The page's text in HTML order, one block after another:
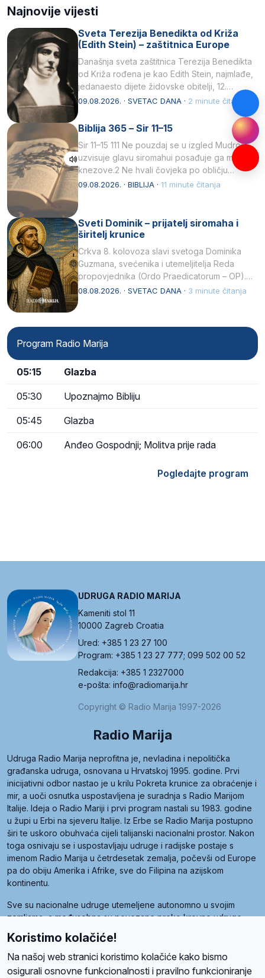
Najnovije vijesti
Sveta Terezija Benedikta od Križa
(Edith Stein) – zaštitnica Europe
Današnja sveta zaštitnica Terezija Benedikta
od Križa rođena je kao Edith Stein, najmlađe,
jedanaesto dijete židovske obitelji, 12.
listopada 1891, u Wrocławu…
09.08.2026. · SVETAC DANA · 2 minute čitanja
Biblija 365 – Sir 11–15
Sir 11–15 111 Ne pouzdaj se u izgled Mudrost
uzvisuje glavu siromahui posađuje ga među
knezove.2 Ne hvali čovjeka po obličju
njegovui…
09.08.2026. · BIBLIJA · 11 minute čitanja
Sveti Dominik – prijatelj siromaha i
širitelj krunice
Crkva 8. kolovoza slavi svetoga Dominika
Guzmana, svećenika i utemeljitelja Reda
propovjednika (Ordo Praedicatorum – OP).
Svojim životom, dubokom ljubavlju prema
08.08.2026. · SVETAC DANA · 3 minute čitanja
Program Radio Marija
05:15 Glazba
05:30 Upoznajmo Bibliju
05:45 Glazba
06:00 Anđeo Gospodnji; Molitva prije rada
Pogledajte program
UDRUGA RADIO MARIJA
Kameniti stol 11
10000 Zagreb Croatia
Ured: +385 1 23 27 100
Program: +385 1 23 27 777; 099 502 00 52
Redakcija: +385 1 2327000
e-pošta: info@radiomarija.hr
Copyright © Radio Marija 1997-2026
Radio Marija
Udruga Radio Marija neprofitna je, nevladina i nepolitička
građanska udruga, osnovana u Hrvatskoj 1995. godine. Prvi
inicijativni odbor nastao je u krilu Pokreta krunice za obraćenje i
mir, a uoči osnutka uspostavljena je suradnja s Radio Marijom
Italije. Ideja o Radio Mariji i prvi program nastali su 1983. godine
u župi u Erbi na sjeveru Italije. Iz Erbe se Radio Marija postupno
širi te uskoro obuhvaća cijeli talijanski nacionalni prostor. Nakon
toga osnivaju se i uspostavljaju udruge i radijske postaje s
imenom Radio Marija u četrdesetak zemalja, počevši od Europe
pa do obiju Amerika i Afrike, sve do Filipina na azijskom
kontinentu.
Sve su nacionalne udruge utemeljene autonomno u svojim
zemljama, a međusobna su povezane preko krovne udruge
Radio Maria). Svjetsku obitelj utemeljilo je sedam članica, među
kojima je i hrvatska Udruga Radio Marija.
Koristimo kolačiće!
Na našoj web stranici koristimo kolačiće kako bismo
osigurali osnovne funkcionalnosti i pravilno funkcioniranje